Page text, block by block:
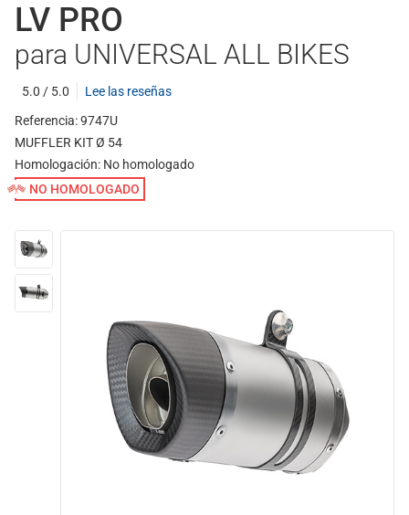
LV PRO
para UNIVERSAL ALL BIKES
5.0 / 5.0
Lee las reseñas
Referencia: 9747U
MUFFLER KIT Ø 54
Homologación: No homologado
NO HOMOLOGADO